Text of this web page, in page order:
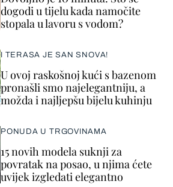
dogodi u tijelu kada namočite
stopala u lavoru s vodom?
I TERASA JE SAN SNOVA!
U ovoj raskošnoj kući s bazenom
pronašli smo najelegantniju, a
možda i najljepšu bijelu kuhinju
PONUDA U TRGOVINAMA
15 novih modela suknji za
povratak na posao, u njima ćete
uvijek izgledati elegantno